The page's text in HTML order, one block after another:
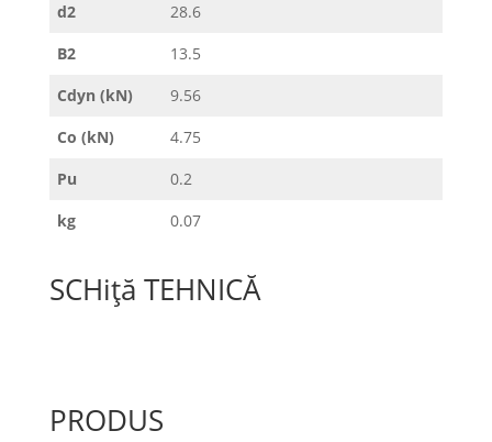
d2
28.6
B2
13.5
Cdyn (kN)
9.56
Co (kN)
4.75
Pu
0.2
kg
0.07
SCHiță TEHNICĂ
PRODUS